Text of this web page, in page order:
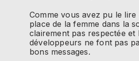
Comme vous avez pu le
place de la femme dans la
clairement pas respectée et
développeurs ne font pas
bons messages.